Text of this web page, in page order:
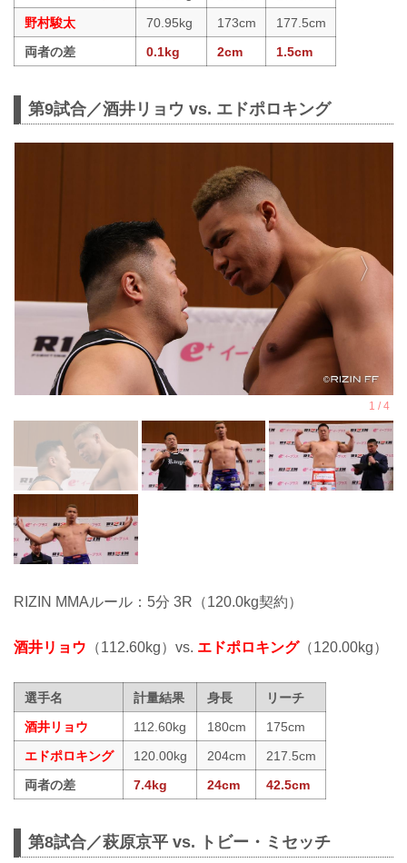
野村駿太
70.95kg 173cm
177.5cm
両者の差
0.1kg 2cm 1.5cm
第9試合／酒井リョウ vs. エドポロキング
RIZIN MMAルール：5分 3R（120.0kg契約）
酒井リョウ （112.60kg）vs. エドポロキング（120.00kg）
選手名 計量結果 身長
リーチ
酒井リョウ
112.60kg 180cm
175cm
エドポロキング
120.00kg 204cm
217.5cm
両者の差
7.4kg 24cm 42.5cm
第8試合／萩原京平 vs. トビー・ミセッチ